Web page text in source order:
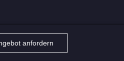
anfordern